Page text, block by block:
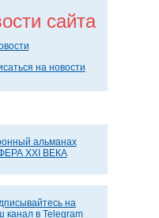
сайта
на новости
альманах
XXI ВЕКА
на
канал в Telegram